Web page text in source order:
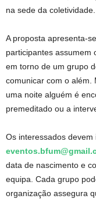
na sede da coletividade.
A proposta apresenta-
participantes assumem
em torno de um grupo
comunicar com o além.
uma noite alguém é
premeditado ou a
Os interessados
data de nascimento e
equipa. Cada grupo
organização assegura